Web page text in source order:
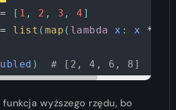
= [ 1 , 2 , 3 , 4 ]
= list ( map ( lambda x : x *
) # [2, 4, 6, 8]
wyższego rzędu, bo